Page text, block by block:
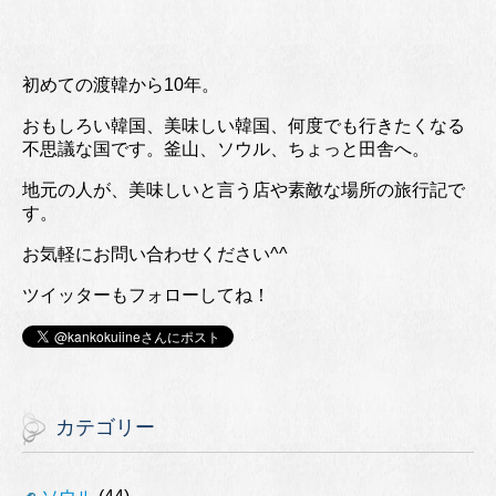
初めての渡韓から10年。
おもしろい韓国、美味しい韓国、何度でも行きたくなる
不思議な国です。釜山、ソウル、ちょっと田舎へ。
地元の人が、美味しいと言う店や素敵な場所の旅行記で
す。
お気軽にお問い合わせください^^
ツイッターもフォローしてね！
カテゴリー